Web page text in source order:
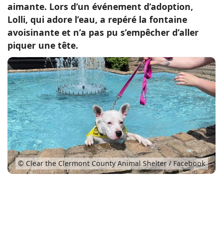
Conso
aimante. Lors d’un événement d’adoption,
Lolli, qui adore l’eau, a repéré la fontaine
avoisinante et n’a pas pu s’empêcher d’aller
piquer une tête.
© Clear the Clermont County Animal Shelter / Facebook